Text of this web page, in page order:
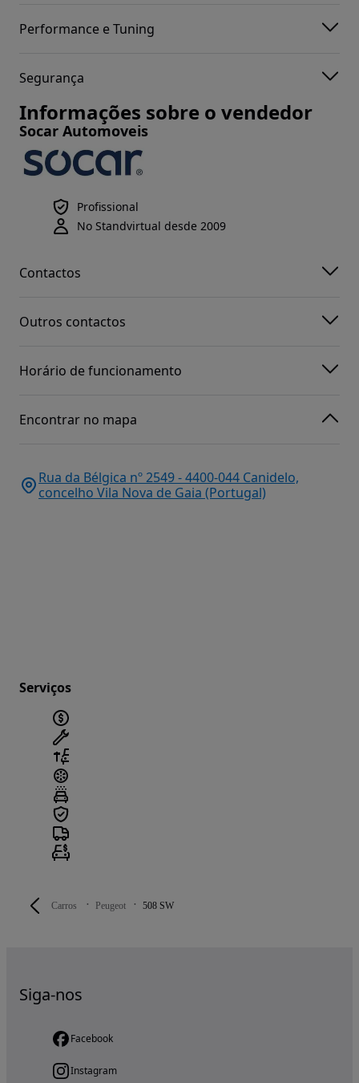
Carros Peugeot 508 SW
Performance e Tuning
Segurança
Informações sobre o vendedor
Socar Automoveis
Profissional
No Standvirtual desde 2009
Contactos
Outros contactos
Horário de funcionamento
Encontrar no mapa
Rua da Bélgica nº 2549 - 4400-044 Canidelo,
concelho Vila Nova de Gaia (Portugal)
Serviços
Siga-nos
Facebook
Instagram